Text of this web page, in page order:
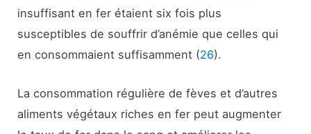
insuffisant en fer étaient six fois plus
susceptibles de souffrir d’anémie que celles qui
en consommaient suffisamment (26).
La consommation régulière de fèves et d’autres
aliments végétaux riches en fer peut augmenter